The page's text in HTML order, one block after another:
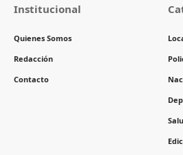
Institucional
Quienes Somos
Redacción
Contacto